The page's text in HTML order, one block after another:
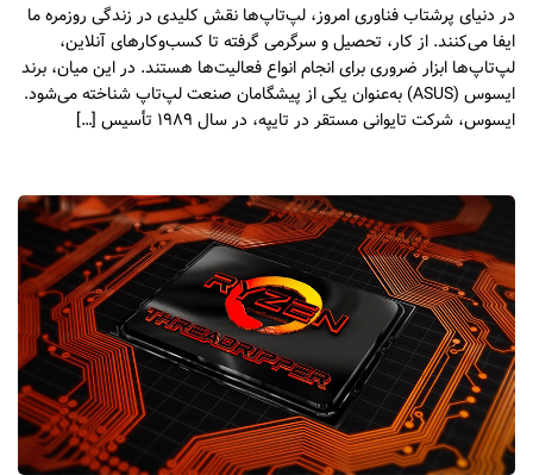
در دنیای پرشتاب فناوری امروز، لپ‌تاپ‌ها نقش کلیدی در زندگی روزمره ما
ایفا می‌کنند. از کار، تحصیل و سرگرمی گرفته تا کسب‌وکارهای آنلاین،
لپ‌تاپ‌ها ابزار ضروری برای انجام انواع فعالیت‌ها هستند. در این میان، برند
ایسوس (ASUS) به‌عنوان یکی از پیشگامان صنعت لپ‌تاپ شناخته می‌شود.
ایسوس، شرکت تایوانی مستقر در تایپه، در سال ۱۹۸۹ تأسیس […]